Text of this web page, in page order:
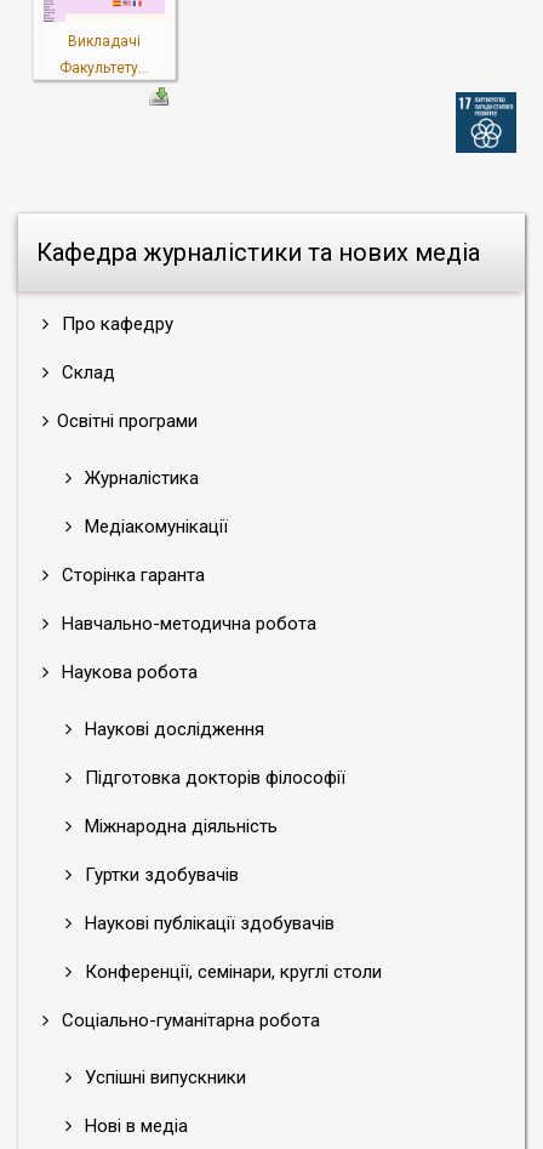
Кафедра журналістики та нових медіа
Про кафедру
Склад
Освітні програми
Журналістика
Медіакомунікації
Сторінка гаранта
Навчально-методична робота
Наукова робота
Наукові дослідження
Підготовка докторів філософії
Міжнародна діяльність
Гуртки здобувачів
Наукові публікації здобувачів
Конференції, семінари, круглі столи
Соціально-гуманітарна робота
Успішні випускники
Нові в медіа
Викладачі
Факультету...